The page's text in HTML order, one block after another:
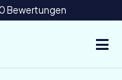
Bewertungen